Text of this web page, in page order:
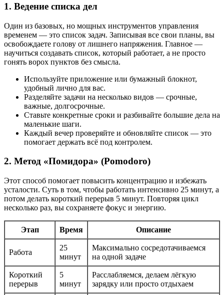
1. Ведение списка дел
Один из базовых, но мощных инструментов управления
временем — это список задач. Записывая все свои планы, вы
освобождаете голову от лишнего напряжения. Главное —
научиться создавать список, который работает, а не просто
гонять ворох пунктов без смысла.
Используйте приложение или бумажный блокнот,
удобный лично для вас.
Разделяйте задачи на несколько видов — срочные,
важные, долгосрочные.
Ставьте конкретные сроки и разбивайте большие дела на
маленькие шаги.
Каждый вечер проверяйте и обновляйте список — это
помогает держать всё под контролем.
2. Метод «Помидора» (Pomodoro)
Этот способ помогает повысить концентрацию и избежать
усталости. Суть в том, чтобы работать интенсивно 25 минут, а
потом делать короткий перерыв 5 минут. Повторяя цикл
несколько раз, вы сохраняете фокус и энергию.
Этап Время Описание
Работа
25
минут
Максимально сосредотачиваемся
на одной задаче
Короткий
перерыв
5
минут
Расслабляемся, делаем лёгкую
зарядку или просто отдыхаем